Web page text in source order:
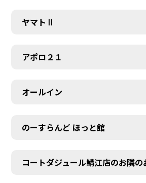
ヤマトⅡ
アポロ２１
オールイン
のーすらんど ほっと館
コートダジュール鯖江店のお隣の